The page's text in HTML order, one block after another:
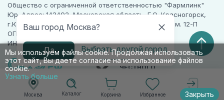
Москва
Ваш город Москва?
Да Выбрать другой город
Каталог Корзина Избранное Войти
Мы используем файлы cookie. Продолжая использовать
этот сайт, Вы даете согласие на использование файлов
cookie.
Узнать больше
Закрыть
Общество с ограниченной ответственностью "Фармлинк"
Юр. Адрес: 143402, Московская область, Г.О. Красногорск,
г.Красногорск, ул. Жуковского, д. 17, помещ. III, ком. 12-П
ОГРН 1225000071955
ИНН 5024223277
ПАРТНЕР
ЧЕСТНОГО